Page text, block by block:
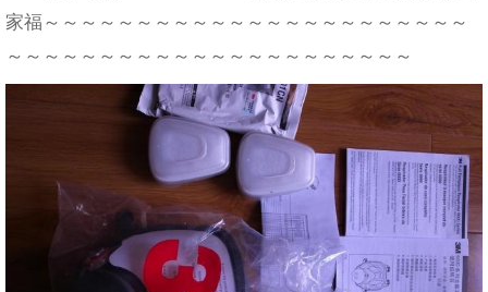
家福～～～～～～～～～～～～～～～～～～～～～～～
～～～～～～～～～～～～～～～～～～～～～～